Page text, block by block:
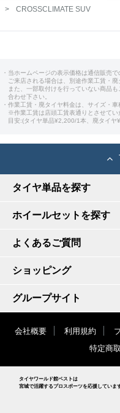
CROSSCLIMATE SUV
・当ホームページの表示価格は通信販売
ご来店される場合は、別途作業工賃・
また、一部取付けを行っていない商品
合わせ下さい。
・作業工賃・廃タイヤ料金は、サイズ・車
※作業工賃は店頭工賃表通りとさせてい
目安:(タイヤ単品¥2,200/1本、廃タイヤ
タイヤ単品を探す
ホイールセットを探す
よくあるご質問
ショッピング
グループサイト
会社概要 利用規約
特定商
タイヤワールド館ベストは
宮城で活躍するプロスポーツを応援しています